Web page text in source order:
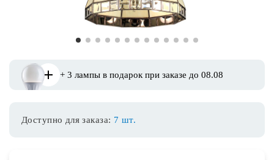
Уличное освещение
1 2 3 4 5 6 7 8 9 10 11 12
+ 3 лампы в подарок при заказе до 08.08
Доступно для заказа: 7 шт.